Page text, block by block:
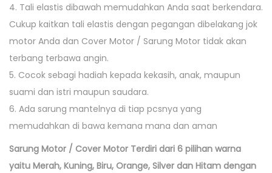
4. Tali elastis dibawah memudahkan Anda saat berkendara.
Cukup kaitkan tali elastis dengan pegangan dibelakang jok
motor Anda dan Cover Motor / Sarung Motor tidak akan
terbang terbawa angin.
5. Cocok sebagi hadiah kepada kekasih, anak, maupun
suami dan istri maupun saudara.
6. Ada sarung mantelnya di tiap pcsnya yang
memudahkan di bawa kemana mana dan aman
Sarung Motor / Cover Motor Terdiri dari 6 pilihan warna
yaitu Merah, Kuning, Biru, Orange, Silver dan Hitam dengan